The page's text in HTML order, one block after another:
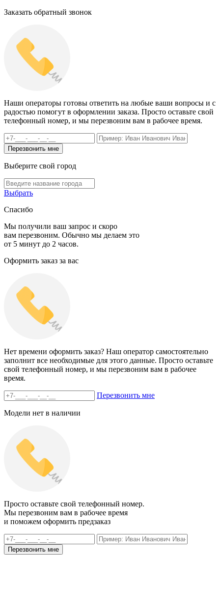
Заказать обратный звонок
Наши операторы готовы ответить на любые ваши вопросы и с
радостью помогут в оформлении заказа. Просто оставьте свой
телефонный номер, и мы перезвоним вам в рабочее время.
Выберите свой город
Выбрать
Спасибо
Мы получили ваш запрос и скоро
вам перезвоним. Обычно мы делаем это
от 5 минут до 2 часов.
Оформить заказ за вас
Нет времени оформить заказ? Наш оператор самостоятельно
заполнит все необходимые для этого данные. Просто оставьте
свой телефонный номер, и мы перезвоним вам в рабочее
время.
Перезвонить мне
Модели нет в наличии
Просто оставьте свой телефонный номер.
Мы перезвоним вам в рабочее время
и поможем оформить предзаказ